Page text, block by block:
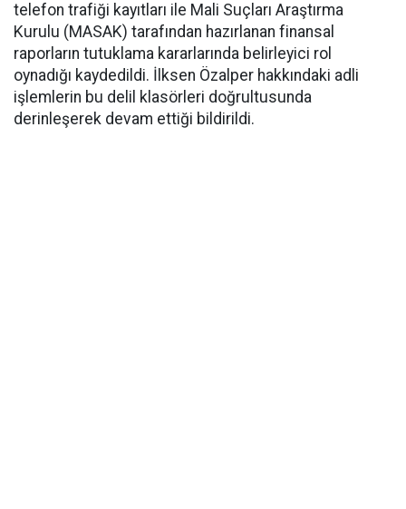
telefon trafiği kayıtları ile Mali Suçları Araştırma
Kurulu (MASAK) tarafından hazırlanan finansal
raporların tutuklama kararlarında belirleyici rol
oynadığı kaydedildi. İlksen Özalper hakkındaki adli
işlemlerin bu delil klasörleri doğrultusunda
derinleşerek devam ettiği bildirildi.